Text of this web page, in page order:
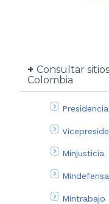
Consultar
Colombia
Presidencia
Minjusticia
Mindefensa
Mintrabajo